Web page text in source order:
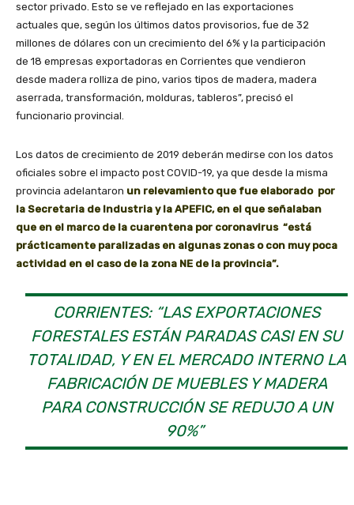
sector privado. Esto se ve reflejado en las exportaciones
actuales que, según los últimos datos provisorios, fue de 32
millones de dólares con un crecimiento del 6% y la participación
de 18 empresas exportadoras en Corrientes que vendieron
desde madera rolliza de pino, varios tipos de madera, madera
aserrada, transformación, molduras, tableros”, precisó el
funcionario provincial.
Los datos de crecimiento de 2019 deberán medirse con los datos
oficiales sobre el impacto post COVID-19, ya que desde la misma
provincia adelantaron un relevamiento que fue elaborado por
la Secretaria de Industria y la APEFIC, en el que señalaban
que en el marco de la cuarentena por coronavirus “está
prácticamente paralizadas en algunas zonas o con muy poca
actividad en el caso de la zona NE de la provincia”.
CORRIENTES: “LAS EXPORTACIONES
FORESTALES ESTÁN PARADAS CASI EN SU
TOTALIDAD, Y EN EL MERCADO INTERNO LA
FABRICACIÓN DE MUEBLES Y MADERA
PARA CONSTRUCCIÓN SE REDUJO A UN
90%”